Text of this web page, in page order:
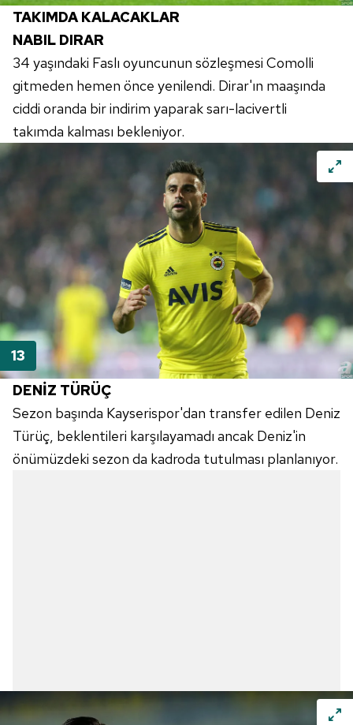
TAKIMDA KALACAKLAR
NABIL DIRAR
34 yaşındaki Faslı oyuncunun sözleşmesi Comolli
gitmeden hemen önce yenilendi. Dirar'ın maaşında
ciddi oranda bir indirim yaparak sarı-lacivertli
takımda kalması bekleniyor.
DENİZ TÜRÜÇ
Sezon başında Kayserispor'dan transfer edilen Deniz
Türüç, beklentileri karşılayamadı ancak Deniz'in
önümüzdeki sezon da kadroda tutulması planlanıyor.